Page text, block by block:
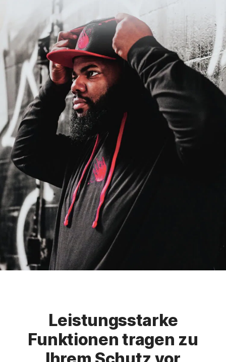
Leistungsstarke
Funktionen tragen zu